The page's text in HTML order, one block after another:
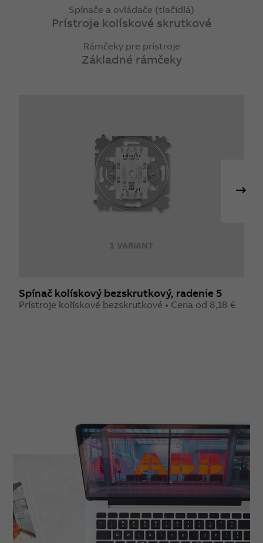
Spínače a ovládače (tlačidlá)
Prístroje kolískové skrutkové
Rámčeky pre prístroje
Základné rámčeky
1 VARIANT
Spínač kolískový bezskrutkový, radenie 5
Prístroje kolískové bezskrutkové • Cena od 8,18 €